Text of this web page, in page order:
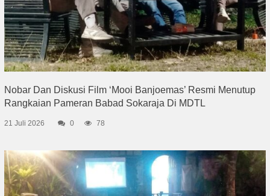
Nobar Dan Diskusi Film ‘Mooi Banjoemas’ Resmi Menutup
Rangkaian Pameran Babad Sokaraja Di MDTL
21 Juli 2026 0 78